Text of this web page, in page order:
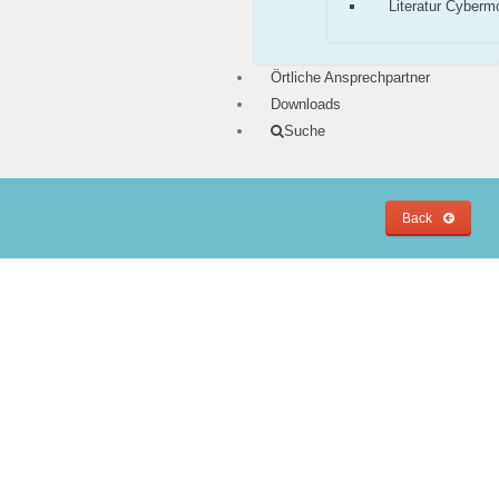
Literatur
Örtliche Ansprechpartner
Downloads
Suche
Back